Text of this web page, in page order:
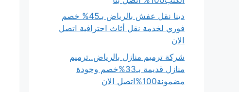
دينا نقل عفش بالرياض بـ45% خصم
فوري لخدمة نقل أثاث احترافية اتصل
الان
شركة ترميم منازل بالرياض..ترميم
منازل قديمة بـ33%خصم وجودة
مضمونة100%اتصل الان